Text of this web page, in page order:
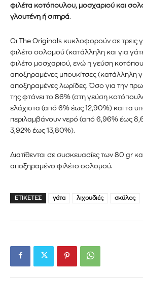
ενημερωθείτε
αγοράς.
Για να εγγραφείτε, απλώς εισάγετε τη
στον ιστότοπό μας ή κάντε κλικ στο
παρακάτω. Μην ανησυχείτε, σεβόμαστε
και δεν θα σας στείλουμε ανεπιθύμητα
πληροφορίες σας είναι ασφαλείς μαζί
Διάβασα και αποδέχομαι την
φιλέτα κοτόπουλου, μοσχαριού και
γλουτένη ή σιτηρά.
Οι The Originals κυκλοφορούν σε τρεις
φιλέτο σολομού (κατάλληλη και για
φιλέτο μοσχαριού, ενώ η γεύση
αποξηραμένες μπουκίτσες (κατάλληλη
αποξηραμένες λωρίδες.Όσο για την
της φτάνει το 86% (στη γεύση
ελάχιστα (από 6% έως 12,90%) και τα
περιλαμβάνουν νερό (από 6,96% έως
3,92% έως 13,80%).
Διατίθενται σε συσκευασίες των 80 gr
αποξηραμένο φιλέτο σολομού.
ΕΤΙΚΈΤΕΣ γάτα λιχουδιές σκύλος